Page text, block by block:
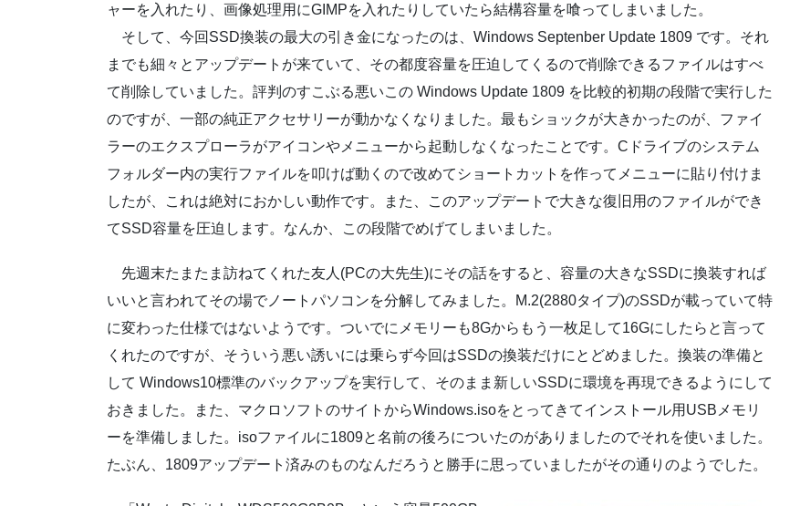
ャーを入れたり、画像処理用にGIMPを入れたりしていたら結構容量を喰ってしまいました。
そして、今回SSD換装の最大の引き金になったのは、Windows Septenber Update 1809 です。それ
までも細々とアップデートが来ていて、その都度容量を圧迫してくるので削除できるファイルはすべ
て削除していました。評判のすこぶる悪いこの Windows Update 1809 を比較的初期の段階で実行した
のですが、一部の純正アクセサリーが動かなくなりました。最もショックが大きかったのが、ファイ
ラーのエクスプローラがアイコンやメニューから起動しなくなったことです。Cドライブのシステム
フォルダー内の実行ファイルを叩けば動くので改めてショートカットを作ってメニューに貼り付けま
したが、これは絶対におかしい動作です。また、このアップデートで大きな復旧用のファイルができ
てSSD容量を圧迫します。なんか、この段階でめげてしまいました。
先週末たまたま訪ねてくれた友人(PCの大先生)にその話をすると、容量の大きなSSDに換装すれば
いいと言われてその場でノートパソコンを分解してみました。M.2(2880タイプ)のSSDが載っていて特
に変わった仕様ではないようです。ついでにメモリーも8Gからもう一枚足して16Gにしたらと言って
くれたのですが、そういう悪い誘いには乗らず今回はSSDの換装だけにとどめました。換装の準備と
して Windows10標準のバックアップを実行して、そのまま新しいSSDに環境を再現できるようにして
おきました。また、マクロソフトのサイトからWindows.isoをとってきてインストール用USBメモリ
ーを準備しました。isoファイルに1809と名前の後ろについたのがありましたのでそれを使いました。
たぶん、1809アップデート済みのものなんだろうと勝手に思っていましたがその通りのようでした。